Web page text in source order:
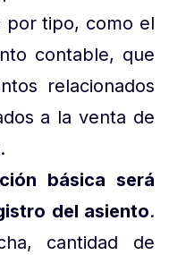
por tipo, como el
contable, que
relacionados
a la venta de
básica será
del asiento.
cantidad de